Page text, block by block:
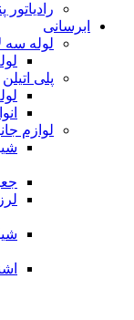
رادیاتور
ابرسانی
لوله سه
پلی اتیلن
لوازم